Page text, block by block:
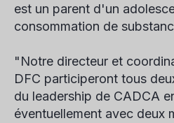
est un parent d'un
consommation de
"Notre directeur et
DFC participeront tous
du leadership de CADCA
éventuellement avec deux